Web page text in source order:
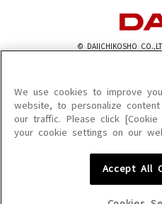
© DAIICHIKOSHO
このサイトに掲載されている一切の文章・
を問わず、著作権法の定める範囲を超えて
を禁じます。
楽曲及びコンテンツは、機種によりご利用
楽曲及びコンテンツの配信日、配信内容が
We use cookies to improve
website, to personalize
our traffic. Please click
your cookie settings on our
Accept All